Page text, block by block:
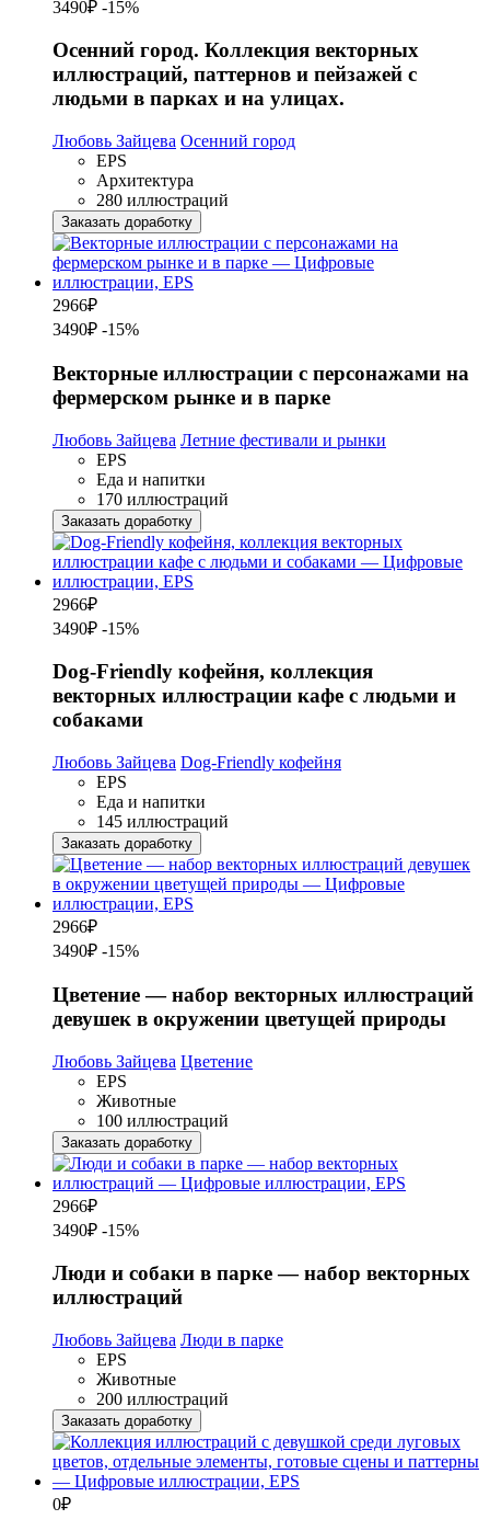
3490₽ -15%
Осенний город. Коллекция векторных
иллюстраций, паттернов и пейзажей с
людьми в парках и на улицах.
Любовь Зайцева Осенний город
EPS
Архитектура
280 иллюстраций
Заказать доработку
2966₽
3490₽ -15%
Векторные иллюстрации с персонажами на
фермерском рынке и в парке
Любовь Зайцева Летние фестивали и рынки
EPS
Еда и напитки
170 иллюстраций
Заказать доработку
2966₽
3490₽ -15%
Dog-Friendly кофейня, коллекция
векторных иллюстрации кафе с людьми и
собаками
Любовь Зайцева Dog-Friendly кофейня
EPS
Еда и напитки
145 иллюстраций
Заказать доработку
2966₽
3490₽ -15%
Цветение — набор векторных иллюстраций
девушек в окружении цветущей природы
Любовь Зайцева Цветение
EPS
Животные
100 иллюстраций
Заказать доработку
2966₽
3490₽ -15%
Люди и собаки в парке — набор векторных
иллюстраций
Любовь Зайцева Люди в парке
EPS
Животные
200 иллюстраций
Заказать доработку
0₽